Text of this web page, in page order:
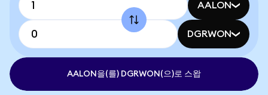
AALON
DGRWON
AALON을(를) DGRWON(으)로 스왑